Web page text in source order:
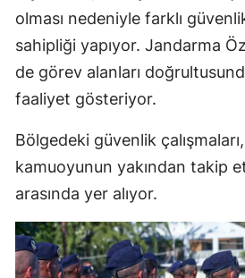
olması nedeniyle farklı
sahipliği yapıyor. Jandarma
de görev alanları
faaliyet gösteriyor.
Bölgedeki güvenlik
kamuoyunun yakından takip
arasında yer alıyor.